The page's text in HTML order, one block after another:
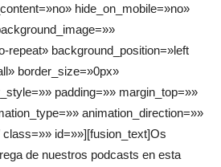
hide_on_mobile=»no»
repeat» background_position=»left
border_size=»0px»
padding=»» margin_top=»»
animation_direction=»»
class=»» id=»»][fusion_text]Os
de nuestros podcasts en esta